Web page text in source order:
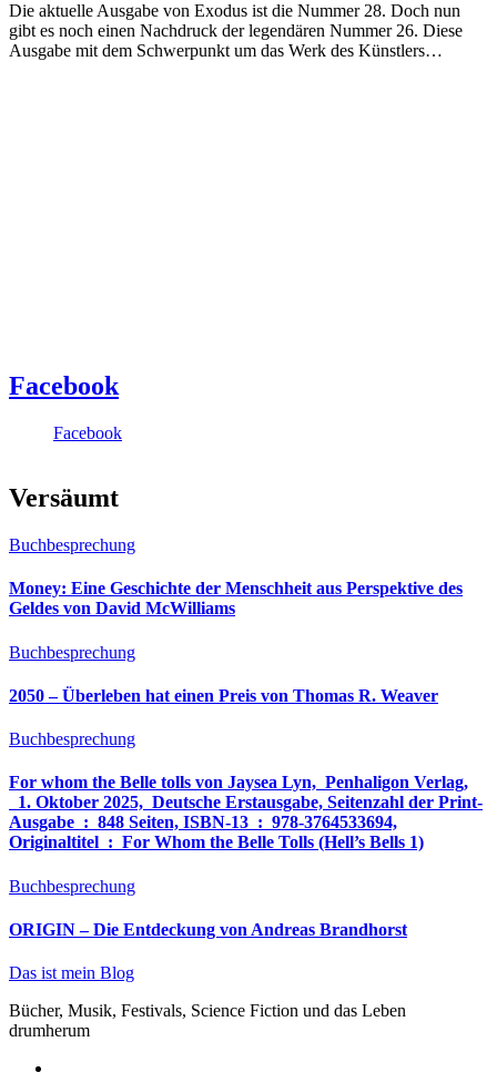
Die aktuelle Ausgabe von Exodus ist die Nummer 28. Doch nun
gibt es noch einen Nachdruck der legendären Nummer 26. Diese
Ausgabe mit dem Schwerpunkt um das Werk des Künstlers…
Facebook
Facebook
Versäumt
Buchbesprechung
Money: Eine Geschichte der Menschheit aus Perspektive des
Geldes von David McWilliams
Buchbesprechung
2050 – Überleben hat einen Preis von Thomas R. Weaver
Buchbesprechung
For whom the Belle tolls von Jaysea Lyn, ‎ Penhaligon Verlag,
‎ 1. Oktober 2025, ‎ Deutsche Erstausgabe, Seitenzahl der Print-
Ausgabe ‏ : ‎ 848 Seiten, ISBN-13 ‏ : ‎ 978-3764533694,
Originaltitel ‏ : ‎ For Whom the Belle Tolls (Hell’s Bells 1)
Buchbesprechung
ORIGIN – Die Entdeckung von Andreas Brandhorst
Das ist mein Blog
Bücher, Musik, Festivals, Science Fiction und das Leben
drumherum